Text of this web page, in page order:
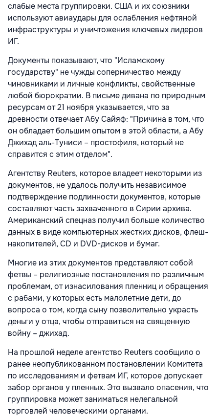
слабые места группировки. США и их союзники
используют авиаудары для ослабления нефтяной
инфраструктуры и уничтожения ключевых лидеров
ИГ.
Документы показывают, что "Исламскому
государству" не чужды соперничество между
чиновниками и личные конфликты, свойственные
любой бюрократии. В письме дивана по природным
ресурсам от 21 ноября указывается, что за
древности отвечает Абу Сайяф: "Причина в том, что
он обладает большим опытом в этой области, а Абу
Джихад аль-Туниси – простофиля, который не
справится с этим отделом".
Агентству Reuters, которое владеет некоторыми из
документов, не удалось получить независимое
подтверждение подлинности документов, которые
составляют часть захваченного в Сирии архива.
Американский спецназ получил больше количество
данных в виде компьютерных жестких дисков, флеш-
накопителей, CD и DVD-дисков и бумаг.
Многие из этих документов представляют собой
фетвы – религиозные постановления по различным
проблемам, от изнасилования пленниц и обращения
с рабами, у которых есть малолетние дети, до
вопроса о том, когда сыну позволительно украсть
деньги у отца, чтобы отправиться на священную
войну – джихад.
На прошлой неделе агентство Reuters сообщило о
ранее неопубликованном постановлении Комитета
по исследованиям и фетвам ИГ, которое допускает
забор органов у пленных. Это вызвало опасения, что
группировка может заниматься нелегальной
торговлей человеческими органами.